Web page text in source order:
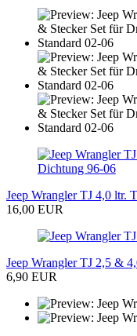
Jeep Wrangler TJ 4,0 ltr.
16,00 EUR
Jeep Wrangler TJ 2,5 &
6,90 EUR